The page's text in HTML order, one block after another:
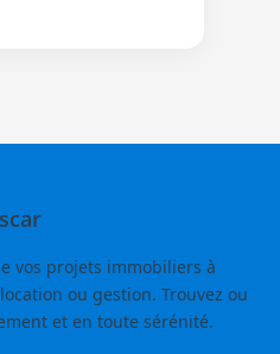
vos projets immobiliers à
ou gestion. Trouvez ou
et en toute sérénité.